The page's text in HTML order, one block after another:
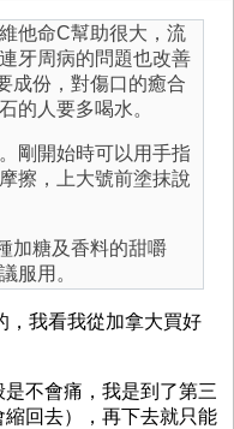
他命C幫助很大，流
牙周病的問題也改善
成份，對傷口的癒合
的人要多喝水。
剛開始時可以用手指
擦，上大號前塗抹說
加糖及香料的甜嚼
服用。
，我看我從加拿大買好
不會痛，我是到了第三
回去），再下去就只能